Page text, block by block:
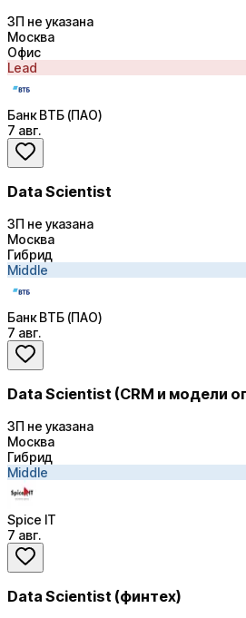
ЗП не указана
Москва
Офис
Lead
Банк ВТБ (ПАО)
7 авг.
Data Scientist
ЗП не указана
Москва
Гибрид
Middle
Банк ВТБ (ПАО)
7 авг.
Data Scientist (CRM и модели
ЗП не указана
Москва
Гибрид
Middle
Spice IT
7 авг.
Data Scientist (финтех)